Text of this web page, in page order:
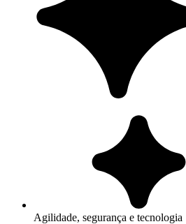
Agilidade, segurança e tecnologia